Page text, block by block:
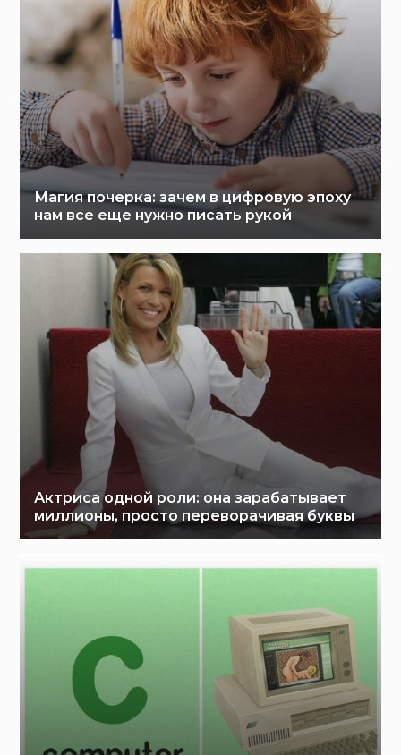
Магия почерка: зачем в цифровую эпоху
нам все еще нужно писать рукой
Актриса одной роли: она зарабатывает
миллионы, просто переворачивая буквы